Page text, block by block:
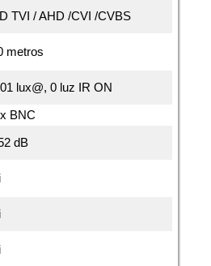
TVI / AHD /CVI /CVBS
metros
lux@, 0 luz IR ON
BNC
dB